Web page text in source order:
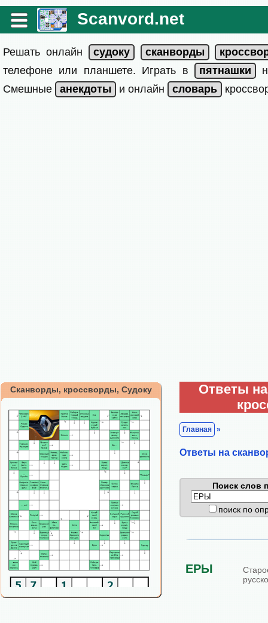
Scanvord.net
Решать онлайн
телефоне или планшете. Играть в
Смешные
и онлайн
Сканворды, кроссворды, Судоку
Ответы
Главная »
Ответы на
Поиск слов
поиск по
ЕРЫ